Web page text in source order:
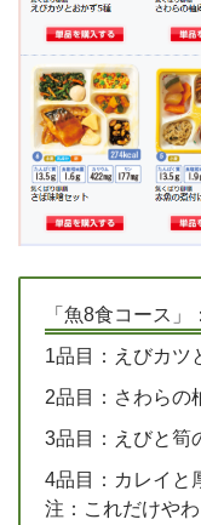
「魚8食コース」
1品目：えびカツ
2品目：さわらの
3品目：えびと筍
4品目：カレイと
注：これだけや